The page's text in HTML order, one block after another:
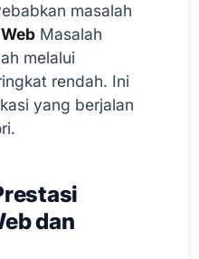
masalah
Masalah
melalui
rendah. Ini
yang berjalan
dan